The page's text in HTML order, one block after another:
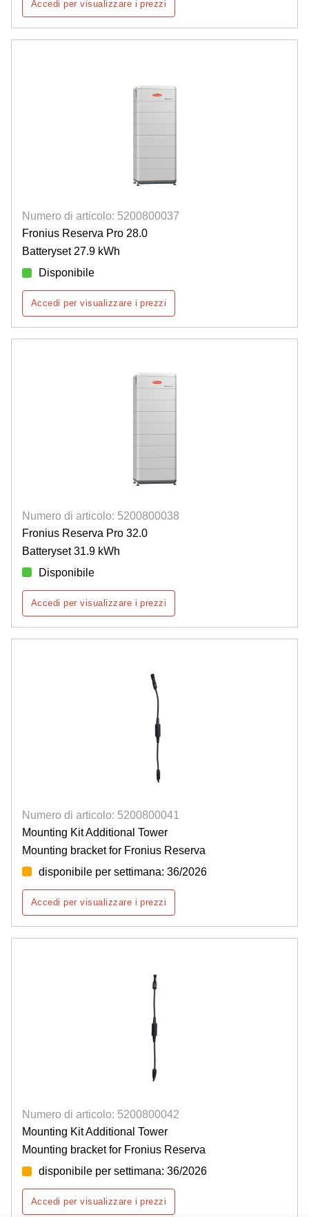
Accedi per visualizzare i prezzi
Numero di articolo: 5200800037
Fronius Reserva Pro 28.0
Batteryset 27.9 kWh
Disponibile
Accedi per visualizzare i prezzi
Numero di articolo: 5200800038
Fronius Reserva Pro 32.0
Batteryset 31.9 kWh
Disponibile
Accedi per visualizzare i prezzi
Numero di articolo: 5200800041
Mounting Kit Additional Tower
Mounting bracket for Fronius Reserva
disponibile per settimana: 36/2026
Accedi per visualizzare i prezzi
Numero di articolo: 5200800042
Mounting Kit Additional Tower
Mounting bracket for Fronius Reserva
disponibile per settimana: 36/2026
Accedi per visualizzare i prezzi